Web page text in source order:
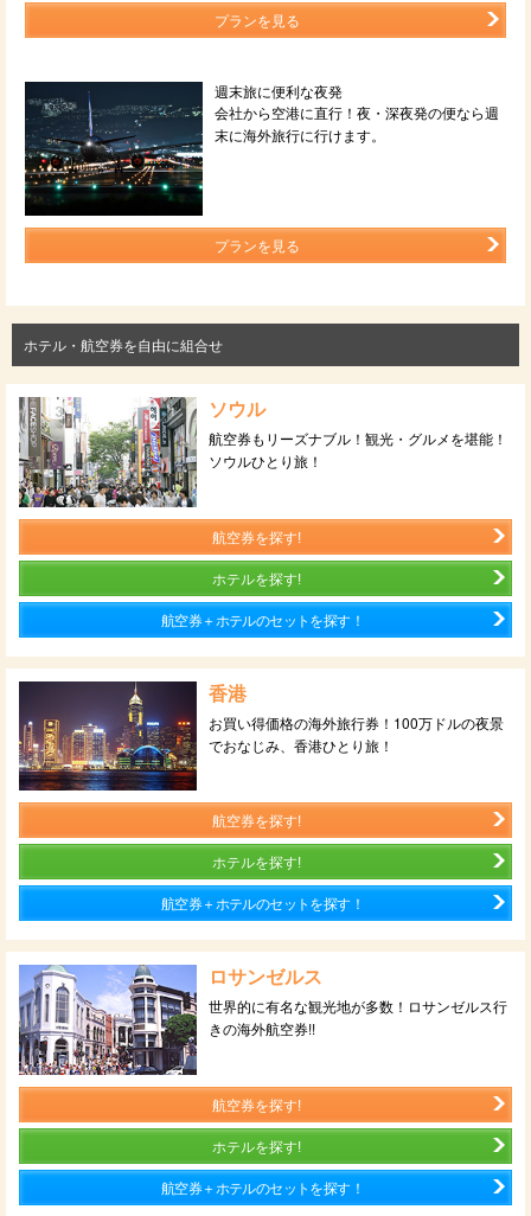
プランを見る
週末旅に便利な夜発
会社から空港に直行！夜・深夜発の便なら週
末に海外旅行に行けます。
プランを見る
ホテル・航空券を自由に組合せ
ソウル
航空券もリーズナブル！観光・グルメを堪能！
ソウルひとり旅！
航空券を探す!
ホテルを探す!
航空券＋ホテルのセットを探す！
香港
お買い得価格の海外旅行券！100万ドルの夜景
でおなじみ、香港ひとり旅！
航空券を探す!
ホテルを探す!
航空券＋ホテルのセットを探す！
ロサンゼルス
世界的に有名な観光地が多数！ロサンゼルス行
きの海外航空券!!
航空券を探す!
ホテルを探す!
航空券＋ホテルのセットを探す！